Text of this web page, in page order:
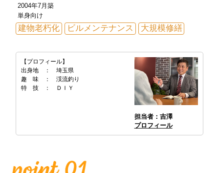
2004年7月築
単身向け
建物老朽化 ビルメンテナンス 大規模修繕
【プロフィール】
出身地 ： 埼玉県
趣 味 ： 渓流釣り
特 技 ： ＤＩＹ
担当者：吉澤
プロフィール